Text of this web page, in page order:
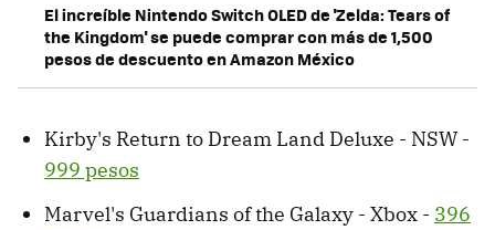
El increíble Nintendo Switch OLED de 'Zelda: Tears of
the Kingdom' se puede comprar con más de 1,500
pesos de descuento en Amazon México
Kirby's Return to Dream Land Deluxe - NSW -
999 pesos
Marvel's Guardians of the Galaxy - Xbox - 396